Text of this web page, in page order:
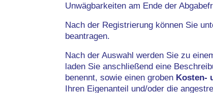
Unwägbarkeiten am Ende der
Nach der Registrierung können Sie
beantragen.
Nach der Auswahl werden Sie zu
laden Sie anschließend eine
benennt, sowie einen groben Kosten-
Ihren Eigenanteil und/oder die